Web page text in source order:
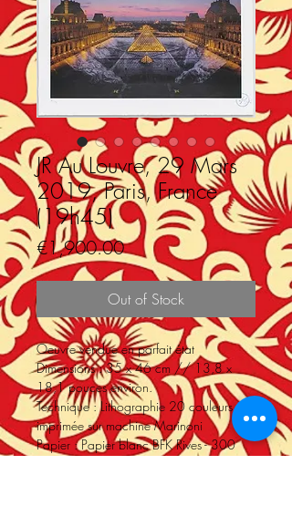
JR Au Louvre, 29 Mars
2019, Paris, France
(19h45)
€1,900.00Price
Out of Stock
Oeuvre vendue en parfait état
Dimensions : 35 x 46 cm // 13,8 x
18,1 pouces environ.
Technique : Lithographie 20 couleurs
imprimée sur machine Marinoni
Papier : Papier blanc BFK Rives - 300